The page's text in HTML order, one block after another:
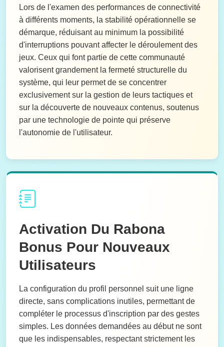
Lors de l'examen des performances de connectivité
à différents moments, la stabilité opérationnelle se
démarque, réduisant au minimum la possibilité
d'interruptions pouvant affecter le déroulement des
jeux. Ceux qui font partie de cette communauté
valorisent grandement la fermeté structurelle du
système, qui leur permet de se concentrer
exclusivement sur la gestion de leurs tactiques et
sur la découverte de nouveaux contenus, soutenus
par une technologie de pointe qui préserve
l'autonomie de l'utilisateur.
Activation Du Rabona
Bonus Pour Nouveaux
Utilisateurs
La configuration du profil personnel suit une ligne
directe, sans complications inutiles, permettant de
compléter le processus d'inscription par des gestes
simples. Les données demandées au début ne sont
que les indispensables, respectant strictement les